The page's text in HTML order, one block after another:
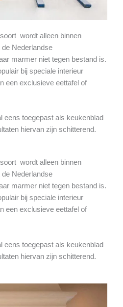
wordt alleen binnen
Nederlandse
marmer niet tegen bestand is.
bij speciale interieur
een exclusieve eettafel of
eens toegepast als keukenblad
hiervan zijn schitterend.
wordt alleen binnen
Nederlandse
marmer niet tegen bestand is.
bij speciale interieur
een exclusieve eettafel of
eens toegepast als keukenblad
hiervan zijn schitterend.